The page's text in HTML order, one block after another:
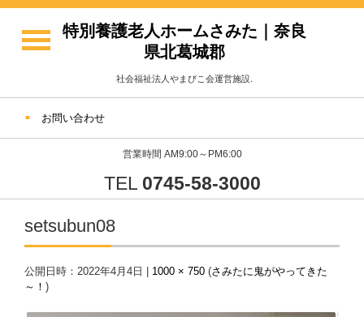
特別養護老人ホームさみた｜奈良
県北葛城郡
社会福祉法人やまびこ会運営施設.
お問い合わせ
営業時間 AM9:00～PM6:00
TEL 0745-58-3000
setsubun08
公開日時： 2022年4月4日 1000 × 750 (さみたに鬼がやってきた
～！ )